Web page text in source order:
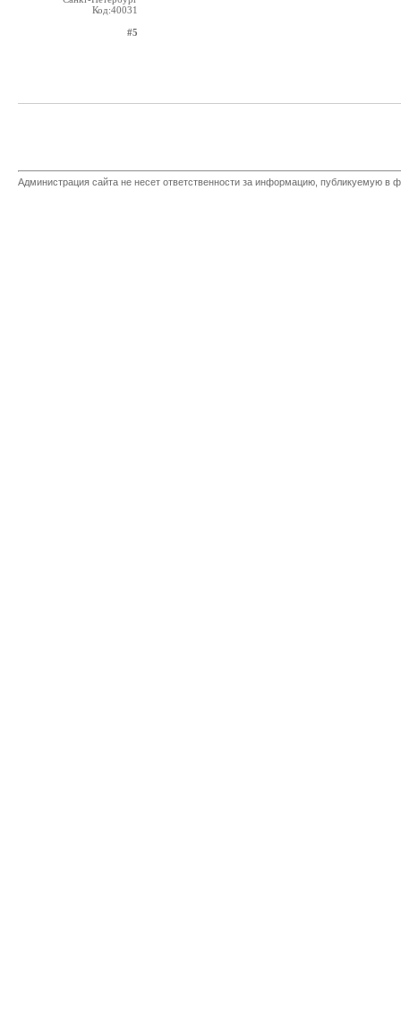
Код:40031
#5
Администрация сайта не несет ответственности за информацию, публикуемую